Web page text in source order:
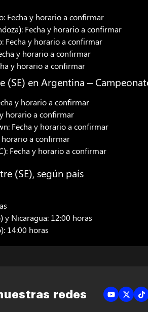
Fecha y horario a confirmar
Fecha y horario a confirmar
Fecha y horario a confirmar
y horario a confirmar
y horario a confirmar
en Argentina –
y horario a confirmar
horario a confirmar
Fecha y horario a confirmar
horario a confirmar
Fecha y horario a confirmar
(SE), según país
y Nicaragua: 12:00 horas
14:00 horas
redes